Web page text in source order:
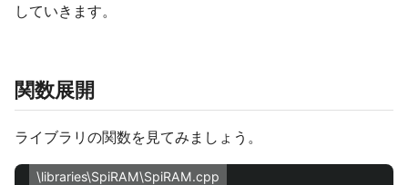
していきます。
関数展開
ライブラリの関数を見てみましょう。
\libraries\SpiRAM\SpiRAM.cpp